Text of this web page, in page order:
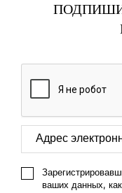
ваших данных,